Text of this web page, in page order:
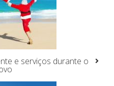
e serviços durante o